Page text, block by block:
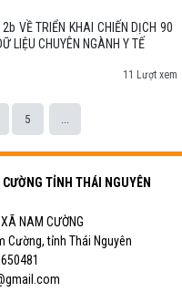
LIỆU CHUYÊN NGÀNH Y TẾ
11 Lượt xem
5 ...
TỈNH THÁI NGUYÊN
NAM CƯỜNG
Cường, tỉnh Thái Nguyên